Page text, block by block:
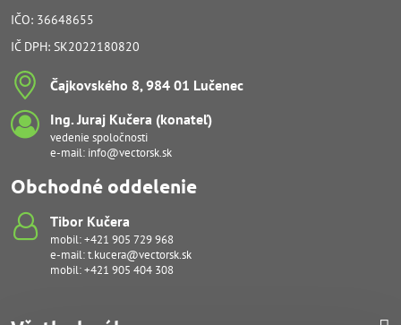
IČO: 36648655
IČ DPH: SK2022180820
Čajkovského 8, 984 01 Lučenec
Ing​. Juraj Kučera (konateľ)
vedenie spoločnosti
e-mail: info@vectorsk.sk
Obchodné oddelenie
Tibor Kučera
mobil:+421 905 729 968
e-mail:t.kucera@vectorsk.sk
mobil:+421 905 404 308